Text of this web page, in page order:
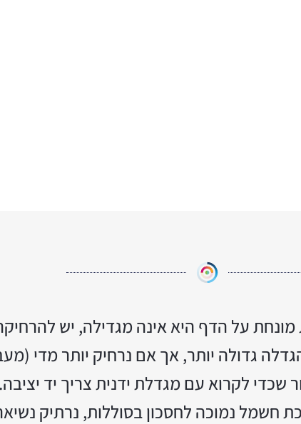
על הדף היא אינה מגדילה, יש
גדולה יותר, אך אם נרחיק יותר מדי
שכדי לקרוא עם מגדלת ידנית צריך יד יציבה.
נמוכה לחסכון בסוללות, נרתיק נשיאה